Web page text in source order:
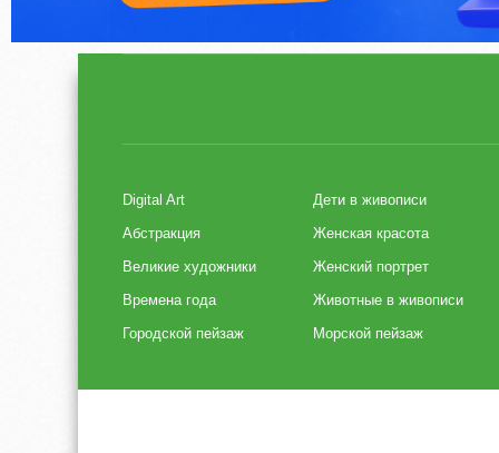
Digital Art
Абстракция
Великие художники
Времена года
Городской пейзаж
Дети в живописи
Женская красота
Женский портрет
Животные в живописи
Морской пейзаж